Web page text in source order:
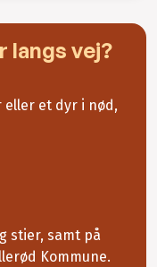
langs vej?
et dyr i nød,
stier, samt på
Kommune.